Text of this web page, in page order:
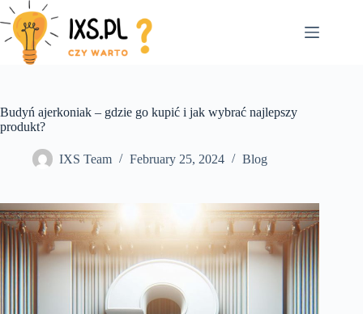
Skip
to
content
Budyń ajerkoniak – gdzie go kupić i jak wybrać najlepszy
produkt?
IXS Team February 25, 2024 Blog